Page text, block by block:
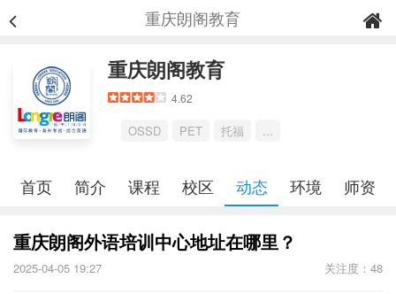
重庆朗阁教育
重庆朗阁教育
4.62
OSSD PET 托福 ...
首页 简介 课程 校区 动态 环境 师资
重庆朗阁外语培训中心地址在哪里？
2025-04-05 19:27 关注度：48